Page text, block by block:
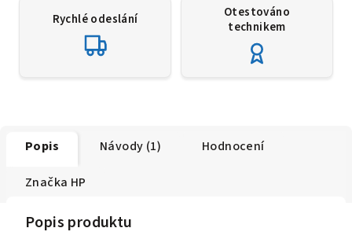
Rychlé odeslání
Otestováno
technikem
Popis Návody (1) Hodnocení
Značka HP
Popis produktu